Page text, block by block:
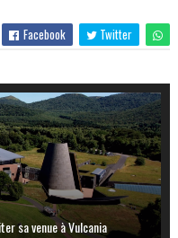
Facebook Twitter
sa venue à Vulcania